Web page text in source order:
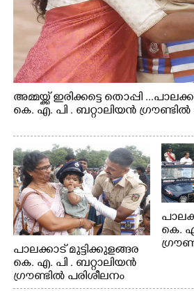
അമ്മയ്ക്ക് ഇരിക്കട്ടെ തൊപ്പി
കെ. എ. പി . ബറ്റാലിയൻ ഗ്രൗണ്ടിൽ
പാലക്കാട് മുട്ടിക്കുളങ്ങര
കെ. എ. പി . ബറ്റാലിയൻ
ഗ്രൗണ്ടിൽ പരിശീലനം
കെ.